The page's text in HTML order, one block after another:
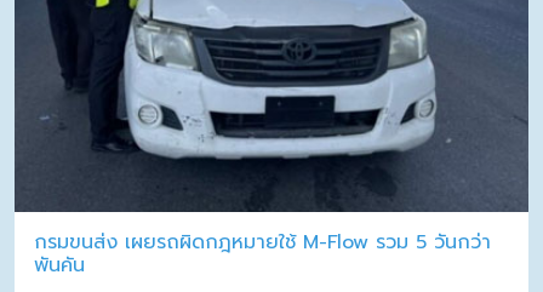
กรมขนส่ง เผยรถผิดกฎหมายใช้ M-Flow รวม 5 วันกว่า
พันคัน